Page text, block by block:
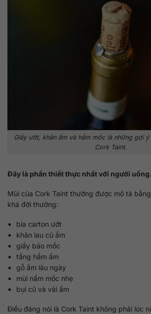
Giấy ướt, khăn ẩm và hầm mốc là những gợi
Cork Taint.
Đây là phần thiết thực nhất với người uống.
Mùi của Cork Taint thường được mô tả
khá đời thường:
bìa carton ướt
khăn lau cũ ẩm
giấy báo mốc
tầng hầm ẩm
gỗ ẩm lâu ngày
mùi nấm mốc nhẹ
bụi cũ và vải ẩm
Điều đáng nói là Cork Taint không phải lúc